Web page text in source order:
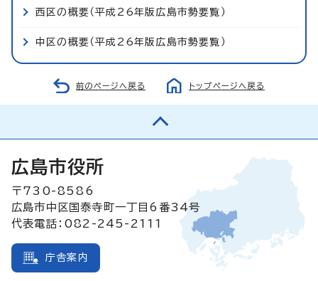
西区の概要（平成26年版広島市勢要覧）
中区の概要（平成26年版広島市勢要覧）
前のページへ戻る トップページへ戻る
広島市役所
〒730-8586
広島市中区国泰寺町一丁目6番34号
代表電話：082-245-2111
庁舎案内